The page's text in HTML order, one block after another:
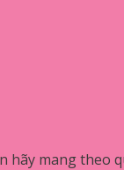
hãy mang theo